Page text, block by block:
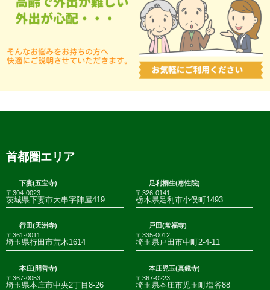
首都圏エリア
下妻(五宝寺)
〒304-0023
茨城県下妻市大串字陣屋419
足利桐生(恵性院)
〒326-0141
栃木県足利市小俣町1493
行田(天洲寺)
〒361-0011
埼玉県行田市荒木1614
戸田(常福寺)
〒335-0012
埼玉県戸田市中町2-4-11
本庄(開善寺)
〒367-0053
埼玉県本庄市中央2丁目8-26
本庄児玉(真鏡寺)
〒367-0223
埼玉県本庄市児玉町塩谷88